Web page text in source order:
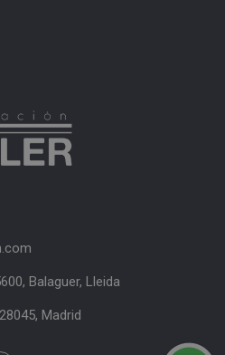
Balaguer, Lleida
Madrid